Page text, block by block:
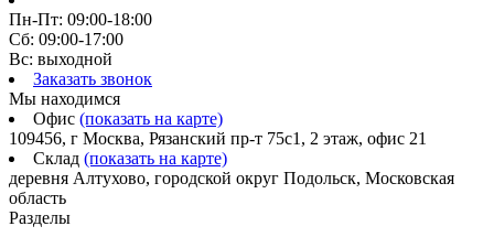
Пн-Пт: 09:00-18:00
Сб: 09:00-17:00
Вс: выходной
Заказать звонок
Мы находимся
Офис (показать на карте)
109456, г Москва, Рязанский пр-т 75с1, 2 этаж, офис 21
Склад (показать на карте)
деревня Алтухово, городской округ Подольск, Московская
область
Разделы